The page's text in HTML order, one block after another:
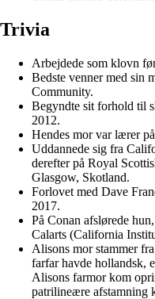
Trivia
Arbejdede som klovn
Bedste venner med sin
Community.
Begyndte sit forhold til
2012.
Hendes mor var lærer
Uddannede sig fra
derefter på Royal
Glasgow, Skotland.
Forlovet med Dave
2017.
På Conan afslørede
Calarts (California
Alisons mor stammer
farfar havde hollandsk,
Alisons farmor kom
patrilineære afstamning